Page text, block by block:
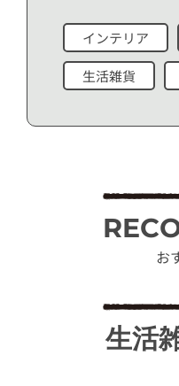
インテリア
生活雑貨
お
生活